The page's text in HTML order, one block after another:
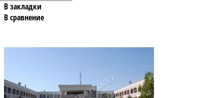
В закладки
В сравнение